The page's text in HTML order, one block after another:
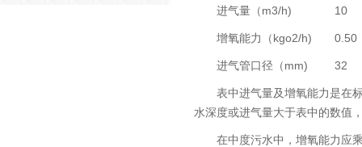
进气量（m3/h) 10
增氧能力（kgo2/h) 0.50
进气管口径（mm) 32
表中进气量及增氧能力是在
水深度或进气量大于表中的数值
在中度污水中，增氧能力应